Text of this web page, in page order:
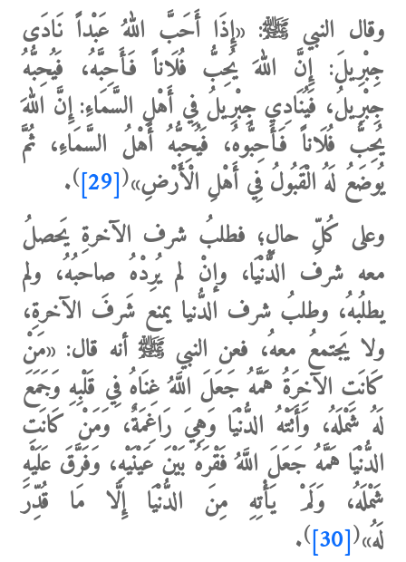
وقال النبي ﷺ: «‌إِذَا ‌أَحَبَّ اللهُ عَبْداً نَادَى
جِبْرِيلَ: إِنَّ اللهَ يُحِبُّ فُلَاناً فَأَحِبَّهُ، فَيُحِبُّهُ
جِبْرِيلُ، فَيُنَادِي جِبْرِيلُ فِي أَهْلِ السَّمَاءِ: إِنَّ اللهَ
يُحِبُّ فُلَاناً فَأَحِبُّوهُ، فَيُحِبُّهُ أَهْلُ السَّمَاءِ، ثُمَّ
يُوضَعُ لَهُ الْقَبُولُ فِي أَهْلِ الْأَرْضِ»
(
[29]
)
.
وعلى كُلِّ حالٍ؛ فطلبُ شرف الآخرةِ يَحصلُ
معه شرف الدُّنْيَا، وإنْ لم يُرِدْهُ صاحبُهُ، ولم
يطلُبهُ، وطلبُ شرف الدُّنيا يمنع شَرفَ الآخرةِ،
ولا يَجتمعُ معهُ، فعن النبي ﷺ أنه قال: «مَنْ
كَانَتِ الآخِرَةُ هَمَّهُ جَعَلَ اللَّهُ غِنَاهُ فِي قَلْبِهِ وَجَمَعَ
لَهُ شَمْلَهُ، وَأَتَتْهُ الدُّنْيَا وَهِيَ رَاغِمَةٌ، وَمَنْ كَانَتِ
الدُّنْيَا هَمَّهُ جَعَلَ اللَّهُ فَقْرَهُ بَيْنَ عَيْنَيْهِ، وَفَرَّقَ عَلَيْهِ
شَمْلَهُ، وَلَمْ يَأْتِهِ مِنَ الدُّنْيَا إِلَّا مَا قُدِّرَ
لَهُ»(
[30]
)
.